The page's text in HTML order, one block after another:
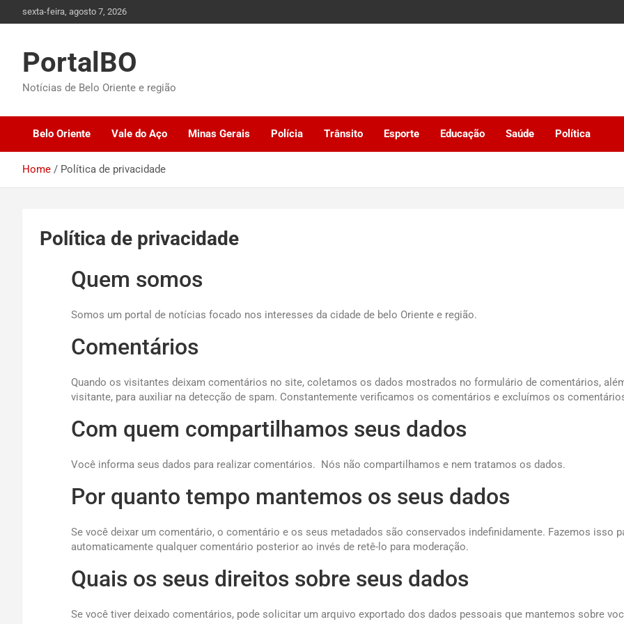
sexta-feira, agosto 7, 2026
PortalBO
Notícias de Belo Oriente e região
Belo Oriente Vale do Aço Minas Gerais Polícia Trânsito Esporte Educação Saúde Política
Home Política de privacidade
Política de privacidade
Quem somos
Somos um portal de notícias focado nos interesses da cidade de belo Oriente e região.
Comentários
Quando os visitantes deixam comentários no site, coletamos os dados mostrados no formulário de comentários,
visitante, para auxiliar na detecção de spam. Constantemente verificamos os comentários e excluímos os
Com quem compartilhamos seus dados
Você informa seus dados para realizar comentários. Nós não compartilhamos e nem tratamos os dados.
Por quanto tempo mantemos os seus dados
Se você deixar um comentário, o comentário e os seus metadados são conservados indefinidamente. Fazemos isso
automaticamente qualquer comentário posterior ao invés de retê-lo para moderação.
Quais os seus direitos sobre seus dados
Se você tiver deixado comentários, pode solicitar um arquivo exportado dos dados pessoais que mantemos sobre